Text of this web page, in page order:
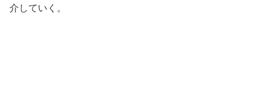
介していく。